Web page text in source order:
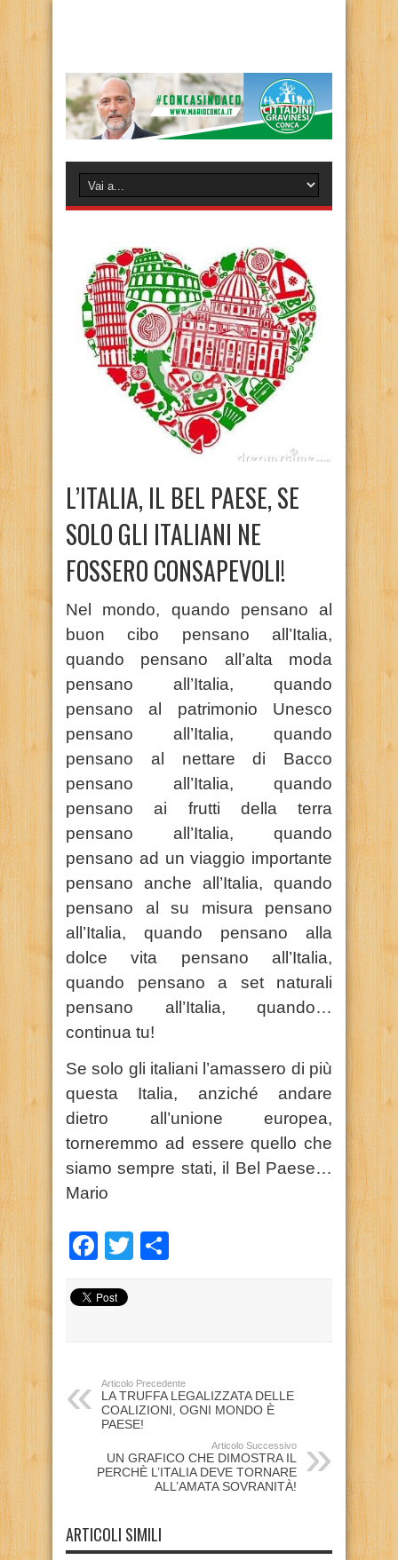
L’ITALIA, IL BEL PAESE, SE
SOLO GLI ITALIANI NE
FOSSERO CONSAPEVOLI!
Nel mondo, quando pensano al
buon cibo pensano all’Italia,
quando pensano all’alta moda
pensano all’Italia, quando
pensano al patrimonio Unesco
pensano all’Italia, quando
pensano al nettare di Bacco
pensano all’Italia, quando
pensano ai frutti della terra
pensano all’Italia, quando
pensano ad un viaggio importante
pensano anche all’Italia, quando
pensano al su misura pensano
all’Italia, quando pensano alla
dolce vita pensano all’Italia,
quando pensano a set naturali
pensano all’Italia, quando…
continua tu!
Se solo gli italiani l’amassero di più
questa Italia, anziché andare
dietro all’unione europea,
torneremmo ad essere quello che
siamo sempre stati, il Bel Paese…
Mario
Facebook
Twitter
Articolo Precedente
LA TRUFFA LEGALIZZATA DELLE
COALIZIONI, OGNI MONDO È
PAESE!
Articolo Successivo
UN GRAFICO CHE DIMOSTRA IL
PERCHÈ L’ITALIA DEVE TORNARE
ALL’AMATA SOVRANITÀ!
ARTICOLI SIMILI